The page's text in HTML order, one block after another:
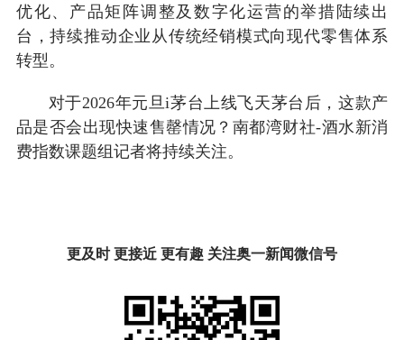
优化、产品矩阵调整及数字化运营的举措陆续出
台，持续推动企业从传统经销模式向现代零售体系
转型。
对于2026年元旦i茅台上线飞天茅台后，这款产
品是否会出现快速售罄情况？南都湾财社-酒水新消
费指数课题组记者将持续关注。
更及时 更接近 更有趣 关注奥一新闻微信号